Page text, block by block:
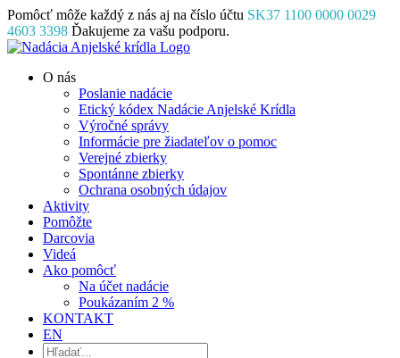
Skip
to
content
Pomôcť môže každý z nás aj na číslo účtu SK37 1100 0000 0029
4603 3398 Ďakujeme za vašu podporu.
Facebook
Instagram
YouTube
O nás
Poslanie nadácie
Etický kódex Nadácie Anjelské Krídla
Výročné správy
Informácie pre žiadateľov o pomoc
Verejné zbierky
Spontánne zbierky
Ochrana osobných údajov
Aktivity
Pomôžte
Darcovia
Videá
Ako pomôcť
Na účet nadácie
Poukázaním 2 %
KONTAKT
EN
Hľadať: